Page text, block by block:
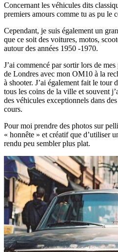
Concernant les véhicules dits
premiers amours comme tu as pu le
Cependant, je suis également un
que ce soit des voitures, motos,
autour des années 1950 -1970.
J’ai commencé par sortir lors de
de Londres avec mon OM10 à la
à shooter. J’ai également fait le tour
tous les coins de la ville et souvent
des véhicules exceptionnels dans
cours.
Pour moi prendre des photos sur
« honnête » et créatif que d’utiliser
rendu peu sembler plus plat.